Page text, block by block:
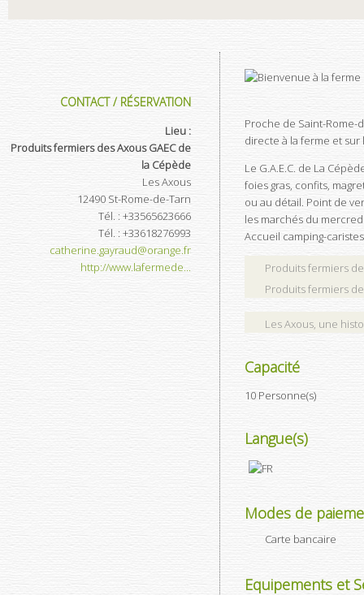
CONTACT / RÉSERVATION
Lieu :
Produits fermiers des Axous GAEC de
la Cépède
Les Axous
12490 St-Rome-de-Tarn
Tél. : +33565623666
Tél. : +33618276993
catherine.gayraud@orange.fr
http://www.lafermede...
Proche de Saint-Rome-
directe à la ferme et sur
Le G.A.E.C. de La
foies gras, confits,
ou au détail. Point de
les marchés du
Accueil camping-
Produits fermiers
Produits fermiers
Les Axous, une
Capacité
10 Personne(s)
Langue(s)
Modes de
Carte bancaire
Equipements et